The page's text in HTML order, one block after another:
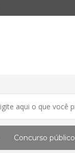
Concurso público